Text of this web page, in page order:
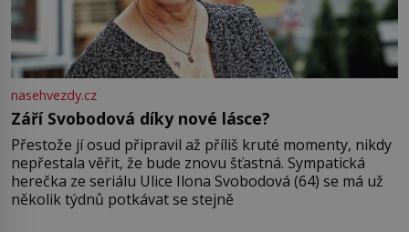
nasehvezdy.cz
Září Svobodová díky nové lásce?
Přestože jí osud připravil až příliš kruté momenty, nikdy
nepřestala věřit, že bude znovu šťastná. Sympatická
herečka ze seriálu Ulice Ilona Svobodová (64) se má už
několik týdnů potkávat se stejně